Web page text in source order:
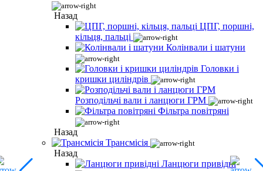
Назад
ЦПГ, поршні,
кільця, пальці
Колінвали і шатуни
Головки і
кришки циліндрів
Розподільчі вали і ланцюги ГРМ
Фільтра повітряні
Назад
Трансмісія
Назад
Ланцюги привідні